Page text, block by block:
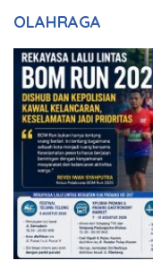
OLAHRAGA